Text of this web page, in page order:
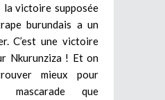
la victoire supposée
burundais a un
C’est une victoire
Nkurunziza ! Et on
mieux pour
mascarade que